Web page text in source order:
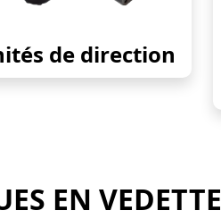
de direction
EN VEDETTE